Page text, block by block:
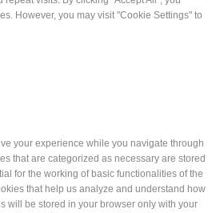
However, you may visit "Cookie Settings" to
your experience while you navigate through
that are categorized as necessary are stored
for the working of basic functionalities of the
that help us analyze and understand how
will be stored in your browser only with your